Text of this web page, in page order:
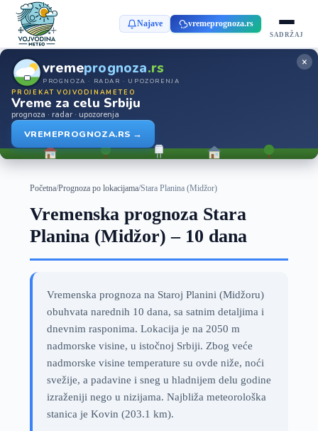
Najave vremeprognoza.rs
SADRŽAJ
vremeprognoza.rs
PROGNOZA · RADAR · UPOZORENJA
PROJEKAT VOJVODINAMETEO
Vreme za celu Srbiju
prognoza · radar · upozorenja
VREMEPROGNOZA.RS →
×
Početna/Prognoza po lokacijama/Stara Planina (Midžor)
Vremenska prognoza Stara
Planina (Midžor) – 10 dana
Vremenska prognoza na Staroj Planini (Midžoru)
obuhvata narednih 10 dana, sa satnim detaljima i
dnevnim rasponima. Lokacija je na 2050 m
nadmorske visine, u istočnoj Srbiji. Zbog veće
nadmorske visine temperature su ovde niže, noći
svežije, a padavine i sneg u hladnijem delu godine
izraženiji nego u nizijama. Najbliža meteorološka
stanica je Kovin (203.1 km).